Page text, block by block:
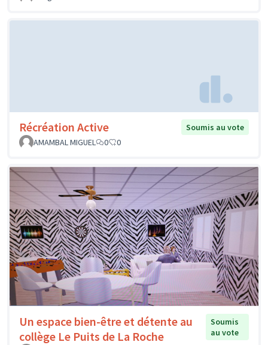
Récréation Active
Soumis au vote
AMAMBAL MIGUEL
0 0
Un espace bien-être et détente au
collège Le Puits de La Roche
Soumis
au vote